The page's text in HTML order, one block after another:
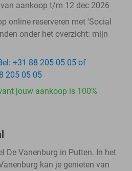
aankoop t/m 12 dec 2026
online reserveren met 'Social
onder het overzicht: mijn
+31 88 205 05 05 of
205 05 05
jouw aankoop is 100%
De Vanenburg in Putten. In het
kan je genieten van